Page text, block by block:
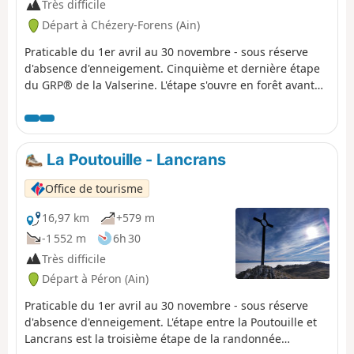
Très difficile
Départ à Chézery-Forens (Ain)
Praticable du 1er avril au 30 novembre - sous réserve
d'absence d'enneigement. Cinquième et dernière étape
du GRP® de la Valserine. L'étape s'ouvre en forêt avant
la Goutte (1 621 m) offre un panorama saisissant sur les
Alpes, le Mont-Blanc et les trois grands lacs — Léman,
Annecy et Bourget. La descente traverse la réserve
naturelle entre les crêts du Miroir et du Milieu jusqu'au
Sorgia-d'en-Haut, puis le sentier s'enfonce en forêt avant
de longer les rives de la Valserine jusqu'à Bellegarde-
sur-Valserine. Zone protégée : chiens et bivouac en tente
interdits dans la Réserve naturelle nationale de la Haute
Chaîne du Jura. En cas de fermeture du sentier des
berges de la Valserine, suivre la déviation par la Voie du
Tram pour rejoindre le centre-ville de Bellegarde.
La Poutouille - Lancrans
Office de tourisme
16,97 km
+579 m
-1 552 m
6h 30
Très difficile
Départ à Péron (Ain)
Praticable du 1er avril au 30 novembre - sous réserve
d'absence d'enneigement. L'étape entre la Poutouille et
Lancrans est la troisième étape de la randonnée